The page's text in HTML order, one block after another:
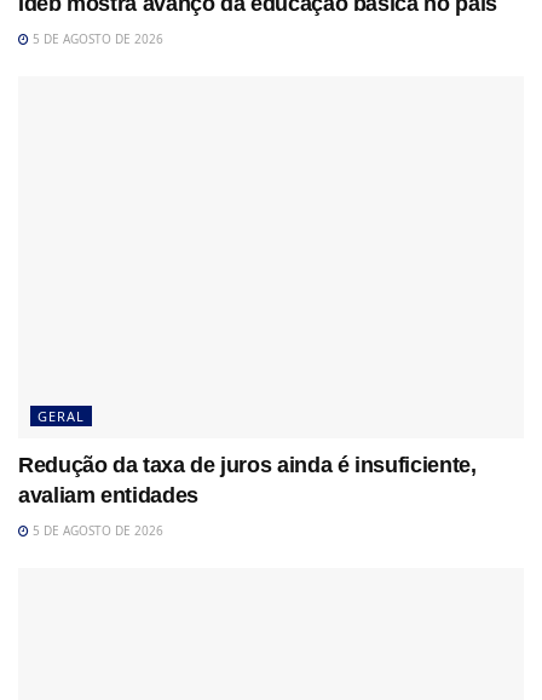
5 DE AGOSTO DE 2026
GERAL
Redução da taxa de juros ainda é insuficiente,
avaliam entidades
5 DE AGOSTO DE 2026